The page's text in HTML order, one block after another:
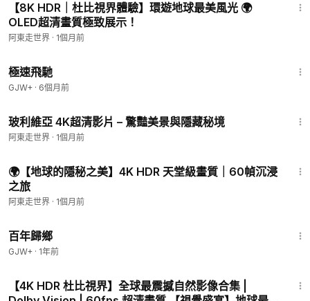
【8K HDR｜杜比視界體驗】環遊地球最美風光 🌍
OLED超清畫質極致展示！
阿東走世界 · 1個月前
極速飛馳
GJW+ · 6個月前
玻利維亞 4K超清影片 – 驚豔美景與隱藏秘境
阿東走世界 · 1個月前
🌍【地球的隱秘之美】4K HDR 天堂級畫質｜60幀沉浸
之旅
阿東走世界 · 1個月前
百年歸鄉
GJW+ · 1年前
【4K HDR 杜比視界】全球最震撼自然影像合集 |